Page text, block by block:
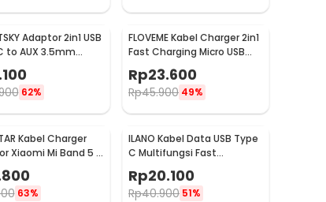
Adaptor 2in1 USB
to AUX 3.5mm
and USB Type
62%
FLOVEME Kabel Charger 2in1
Fast Charging Micro USB
Type C 14W 1.2M - B00626
Rp23.600
Rp45.900 49%
Kabel Charger
Xiaomi Mi Band 5 6
- EDCS300
63%
ILANO Kabel Data USB Type
C Multifungsi Fast
ILC3
Rp20.100
Rp40.900 51%